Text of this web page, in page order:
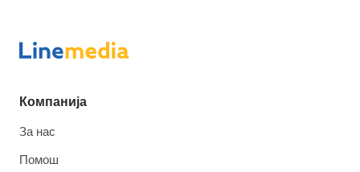
Компанија
За нас
Помош